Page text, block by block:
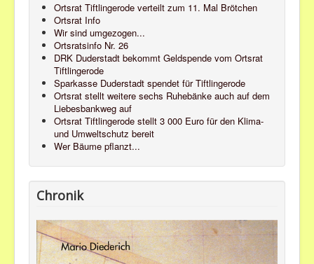
Ortsrat Tiftlingerode verteilt zum 11. Mal Brötchen
Ortsrat Info
Wir sind umgezogen...
Ortsratsinfo Nr. 26
DRK Duderstadt bekommt Geldspende vom Ortsrat
Tiftlingerode
Sparkasse Duderstadt spendet für Tiftlingerode
Ortsrat stellt weitere sechs Ruhebänke auch auf dem
Liebesbankweg auf
Ortsrat Tiftlingerode stellt 3 000 Euro für den Klima-
und Umweltschutz bereit
Wer Bäume pflanzt...
Chronik